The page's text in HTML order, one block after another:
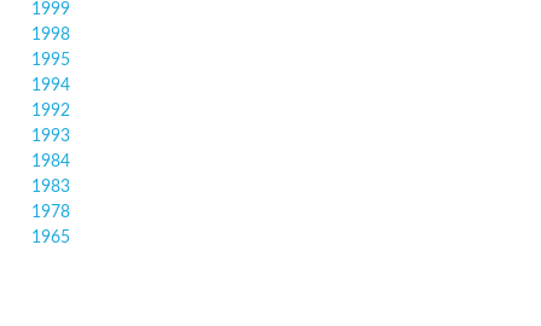
1999
1998
1995
1994
1992
1993
1984
1983
1978
1965